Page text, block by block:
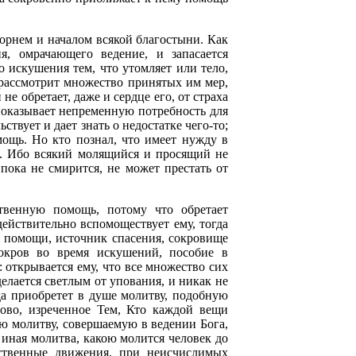
и началом всякой благостыни. Как
омрачающего ведение, и запасается
тем, что утомляет или тело,
множество принятых им мер,
обретает, даже и сердце его, от страха
непременную потребность для
и дает знать о недостатке чего-то;
Но кто познал, что имеет нужду в
Ибо всякий молящийся и просящий не
не смирится, не может престать от
помощь, потому что обретает
вспомоществует ему, тогда
источник спасения, сокровище
во время искушений, пособие в
ему, что все множество сих
светлым от упования, и никак не
приобретет в душе молитву, подобную
изреченное Тем, Кто каждой вещи
молитву, совершаемую в ведении Бога,
молитва, какою молится человек до
движения, при неисчислимых